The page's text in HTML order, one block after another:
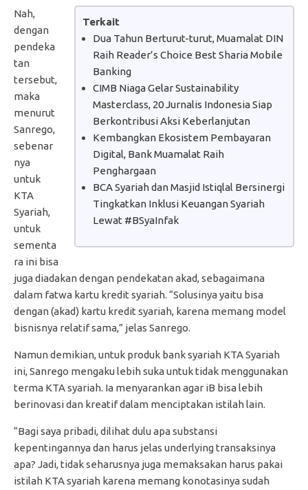
Terkait
Dua Tahun Berturut-turut, Muamalat DIN
Raih Reader’s Choice Best Sharia Mobile
Banking
CIMB Niaga Gelar Sustainability
Masterclass, 20 Jurnalis Indonesia Siap
Berkontribusi Aksi Keberlanjutan
Kembangkan Ekosistem Pembayaran
Digital, Bank Muamalat Raih
Penghargaan
BCA Syariah dan Masjid Istiqlal Bersinergi
Tingkatkan Inklusi Keuangan Syariah
Lewat #BSyaInfak
Nah,
dengan
pendeka
tan
tersebut,
maka
menurut
Sanrego,
sebenar
nya
untuk
KTA
Syariah,
untuk
sementa
ra ini bisa
juga diadakan dengan pendekatan akad, sebagaimana
dalam fatwa kartu kredit syariah. “Solusinya yaitu bisa
dengan (akad) kartu kredit syariah, karena memang model
bisnisnya relatif sama,” jelas Sanrego.
Namun demikian, untuk produk bank syariah KTA Syariah
ini, Sanrego mengaku lebih suka untuk tidak menggunakan
terma KTA syariah. Ia menyarankan agar iB bisa lebih
berinovasi dan kreatif dalam menciptakan istilah lain.
“Bagi saya pribadi, dilihat dulu apa substansi
kepentingannya dan harus jelas underlying transaksinya
apa? Jadi, tidak seharusnya juga memaksakan harus pakai
istilah KTA syariah karena memang konotasinya sudah